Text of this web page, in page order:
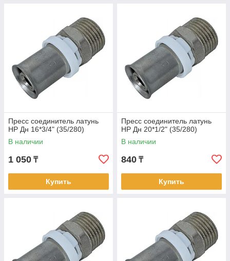
Пресс соединитель латунь
НР Дн 16*3/4" (35/280)
В наличии
1 050 ₸
Купить
Пресс соединитель латунь
НР Дн 20*1/2" (35/280)
В наличии
840 ₸
Купить